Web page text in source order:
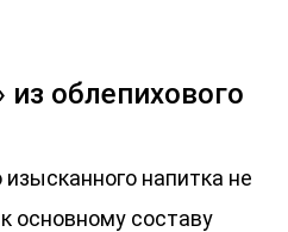
из облепихового
изысканного напитка не
основному составу